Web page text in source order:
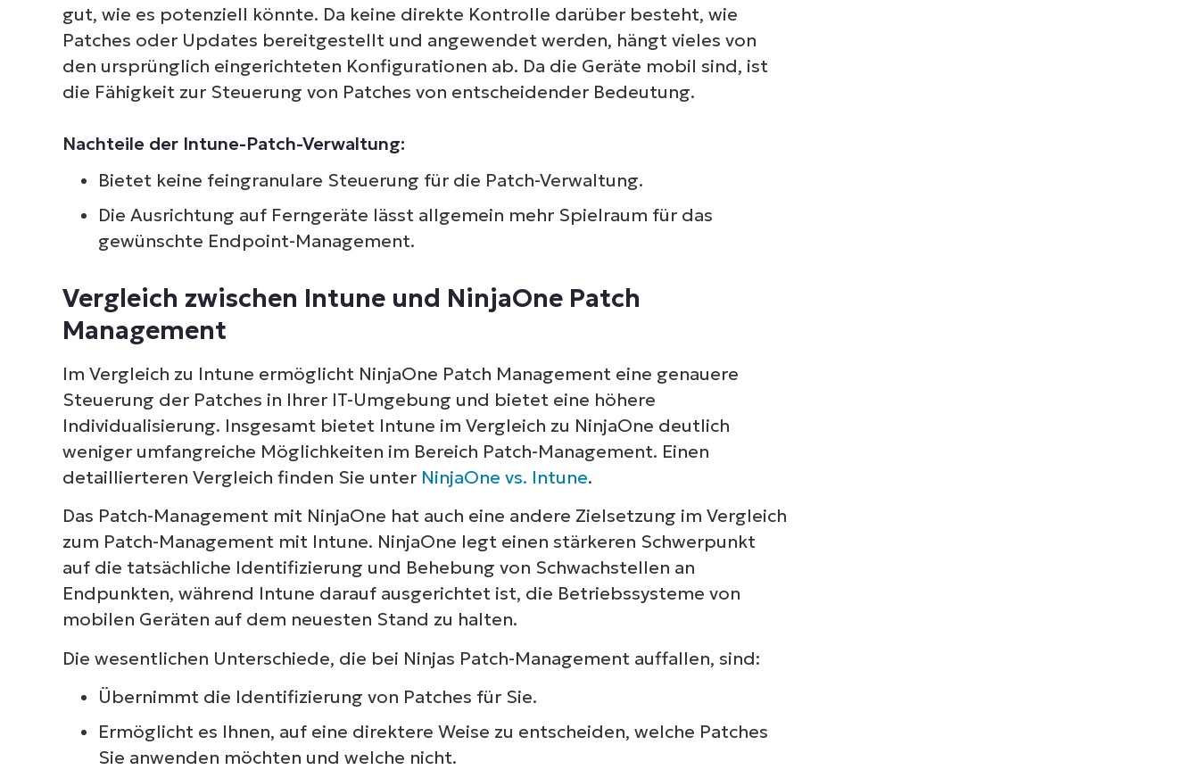
gut, wie es potenziell könnte. Da keine direkte Kontrolle darüber besteht, wie
Patches oder Updates bereitgestellt und angewendet werden, hängt vieles von
den ursprünglich eingerichteten Konfigurationen ab. Da die Geräte mobil sind, ist
die Fähigkeit zur Steuerung von Patches von entscheidender Bedeutung.
Nachteile der Intune-Patch-Verwaltung:
Bietet keine feingranulare Steuerung für die Patch-Verwaltung.
Die Ausrichtung auf Ferngeräte lässt allgemein mehr Spielraum für das
gewünschte Endpoint-Management.
Vergleich zwischen Intune und NinjaOne Patch
Management
Im Vergleich zu Intune ermöglicht NinjaOne Patch Management eine genauere
Steuerung der Patches in Ihrer IT-Umgebung und bietet eine höhere
Individualisierung. Insgesamt bietet Intune im Vergleich zu NinjaOne deutlich
weniger umfangreiche Möglichkeiten im Bereich Patch-Management. Einen
detaillierteren Vergleich finden Sie unter NinjaOne vs. Intune.
Das Patch-Management mit NinjaOne hat auch eine andere Zielsetzung im Vergleich
zum Patch-Management mit Intune. NinjaOne legt einen stärkeren Schwerpunkt
auf die tatsächliche Identifizierung und Behebung von Schwachstellen an
Endpunkten, während Intune darauf ausgerichtet ist, die Betriebssysteme von
mobilen Geräten auf dem neuesten Stand zu halten.
Die wesentlichen Unterschiede, die bei Ninjas Patch-Management auffallen, sind:
Übernimmt die Identifizierung von Patches für Sie.
Ermöglicht es Ihnen, auf eine direktere Weise zu entscheiden, welche Patches
Sie anwenden möchten und welche nicht.